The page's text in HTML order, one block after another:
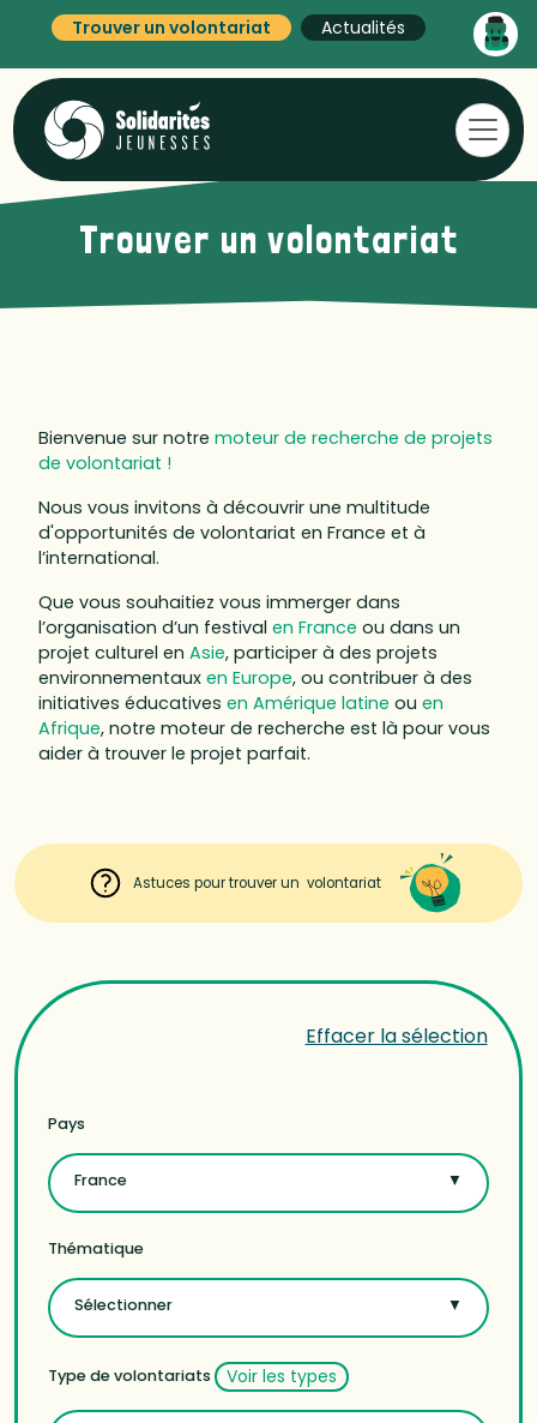
Trouver un volontariat Actualités
Trouver un volontariat
Bienvenue sur notre moteur de recherche de projets
de volontariat !
Nous vous invitons à découvrir une multitude
d'opportunités de volontariat en France et à
l’international.
Que vous souhaitiez vous immerger dans
l’organisation d’un festival en France ou dans un
projet culturel en Asie, participer à des projets
environnementaux en Europe, ou contribuer à des
initiatives éducatives en Amérique latine ou en
Afrique, notre moteur de recherche est là pour vous
aider à trouver le projet parfait.
Astuces pour trouver un volontariat
Effacer la sélection
Pays
France
Thématique
Sélectionner
Type de volontariats Voir les types